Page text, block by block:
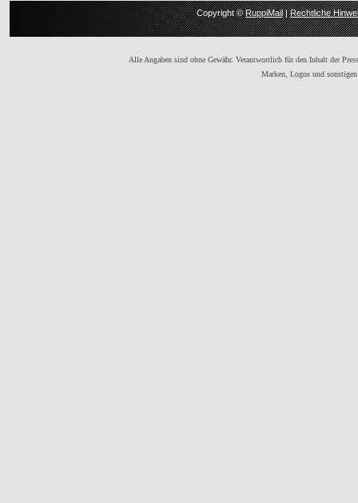
Copyright ©RuppiMail|Rechtliche
Alle Angaben sind ohne Gewähr. Verantwortlich für den Inhalt der
Marken, Logos und